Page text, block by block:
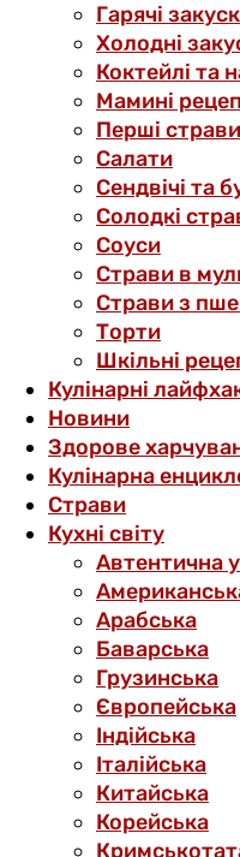
Гарячі
Холодні
Коктейлі та
Мамині
Перші страви
Салати
Сендвічі та
Солодкі
Соуси
Страви в
Страви з
Торти
Шкільні
Кулінарні
Новини
Здорове
Кулінарна
Страви
Кухні світу
Автентична
Арабська
Баварська
Грузинська
Європейська
Індійська
Італійська
Китайська
Корейська